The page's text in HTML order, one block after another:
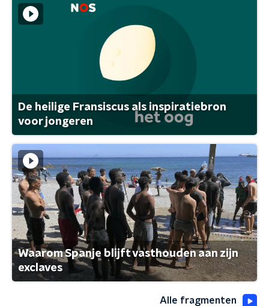
De heilige Fransiscus als inspiratiebron
voor jongeren
Waarom Spanje blijft vasthouden aan zijn
exclaves
Alle fragmenten